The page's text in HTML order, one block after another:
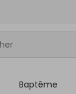
Baptême